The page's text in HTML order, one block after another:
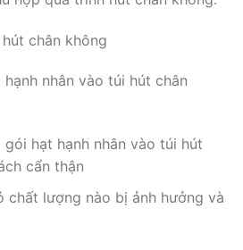
chân không
nhân vào túi hút chân
gói hạt hạnh nhân vào túi hút
cẩn thận
chất lượng nào bị ảnh hưởng và